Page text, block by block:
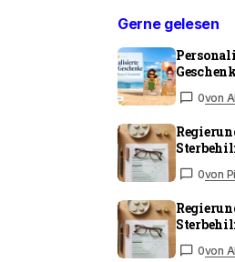
Gerne gelesen
0von
0von
0von